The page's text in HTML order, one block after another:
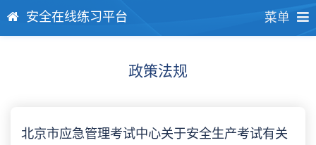
安全在线练习平台 菜单
政策法规
北京市应急管理考试中心关于安全生产考试有关